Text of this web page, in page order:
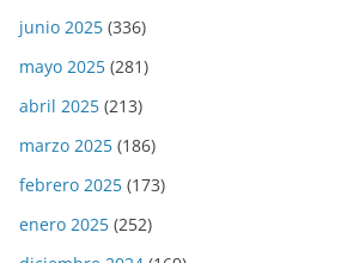
junio 2025 (336)
mayo 2025 (281)
abril 2025 (213)
marzo 2025 (186)
febrero 2025 (173)
enero 2025 (252)